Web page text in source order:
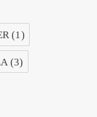
(1)
(3)